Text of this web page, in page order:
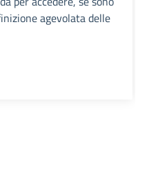
agevolata delle